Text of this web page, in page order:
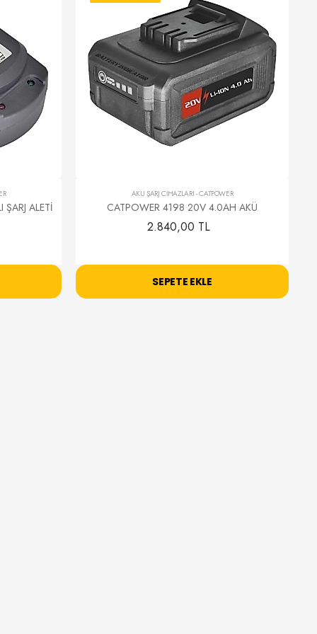
ALETİ
AKÜ ŞARJ CİHAZLARI -CATPOWER
CATPOWER 4198 20V 4.0AH AKÜ
2.840,00 TL
SEPETE EKLE